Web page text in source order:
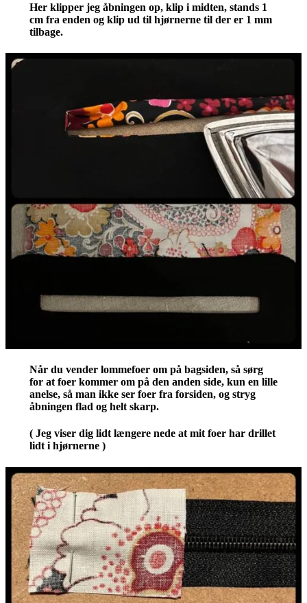
Her klipper jeg åbningen op, klip i midten, stands 1
cm fra enden og klip ud til hjørnerne til der er 1 mm
tilbage.
Når du vender lommefoer om på bagsiden, så sørg
for at foer kommer om på den anden side, kun en lille
anelse, så man ikke ser foer fra forsiden, og stryg
åbningen flad og helt skarp.
( Jeg viser dig lidt længere nede at mit foer har drillet
lidt i hjørnerne )